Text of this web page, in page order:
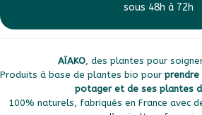
sous 48h à 72h
AÏAKO , des plantes pour
Produits à base de plantes bio pour prendre
potager et de ses plantes
100% naturels, fabriqués en France avec